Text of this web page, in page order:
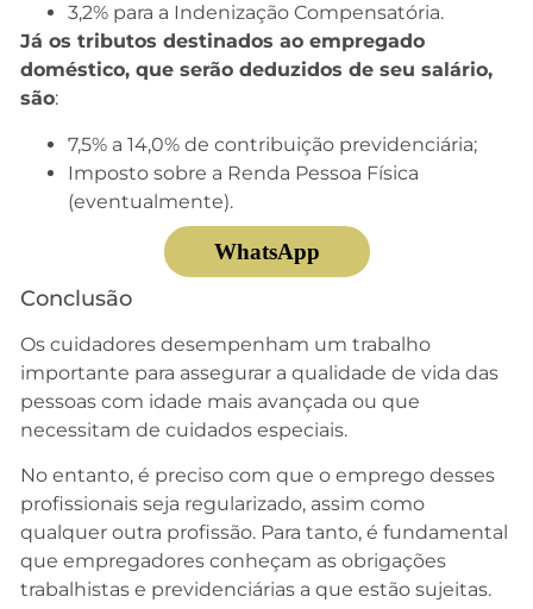
3,2% para a Indenização Compensatória.
Já os tributos destinados ao empregado
doméstico, que serão deduzidos de seu salário,
são:
7,5% a 14,0% de contribuição previdenciária;
Imposto sobre a Renda Pessoa Física
(eventualmente).
WhatsApp
Conclusão
Os cuidadores desempenham um trabalho
importante para assegurar a qualidade de vida das
pessoas com idade mais avançada ou que
necessitam de cuidados especiais.
No entanto, é preciso com que o emprego desses
profissionais seja regularizado, assim como
qualquer outra profissão. Para tanto, é fundamental
que empregadores conheçam as obrigações
trabalhistas e previdenciárias a que estão sujeitas.